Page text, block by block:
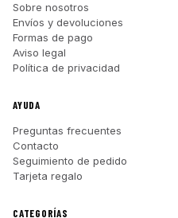
Sobre nosotros
Envíos y devoluciones
Formas de pago
Aviso legal
Política de privacidad
AYUDA
Preguntas frecuentes
Contacto
Seguimiento de pedido
Tarjeta regalo
CATEGORÍAS